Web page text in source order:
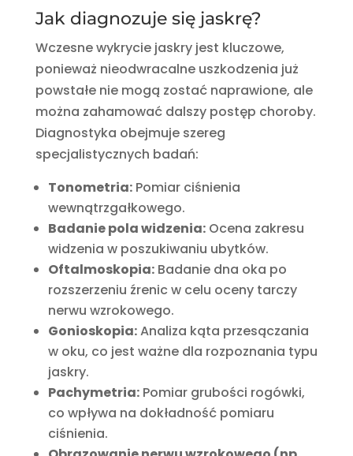
Jak diagnozuje się jaskrę?
Wczesne wykrycie jaskry jest kluczowe,
ponieważ nieodwracalne uszkodzenia już
powstałe nie mogą zostać naprawione, ale
można zahamować dalszy postęp choroby.
Diagnostyka obejmuje szereg
specjalistycznych badań:
Tonometria:Pomiar ciśnienia
wewnątrzgałkowego.
Badanie pola widzenia:Ocena zakresu
widzenia w poszukiwaniu ubytków.
Oftalmoskopia:Badanie dna oka po
rozszerzeniu źrenic w celu oceny tarczy
nerwu wzrokowego.
Gonioskopia:Analiza kąta przesączania
w oku, co jest ważne dla rozpoznania typu
jaskry.
Pachymetria:Pomiar grubości rogówki,
co wpływa na dokładność pomiaru
ciśnienia.